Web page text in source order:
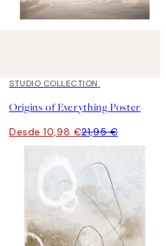
50%*
STUDIO COLLECTION
Origins of Everything Poster
Desde 10,98 €21,95 €